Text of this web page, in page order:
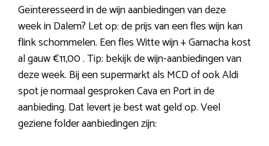
Geïnteresseerd in de wijn aanbiedingen van deze
week in Dalem? Let op: de prijs van een fles wijn kan
flink schommelen. Een fles Witte wijn + Garnacha kost
al gauw €11,00 . Tip: bekijk de wijn-aanbiedingen van
deze week. Bij een supermarkt als MCD of ook Aldi
spot je normaal gesproken Cava en Port in de
aanbieding. Dat levert je best wat geld op. Veel
geziene folder aanbiedingen zijn: